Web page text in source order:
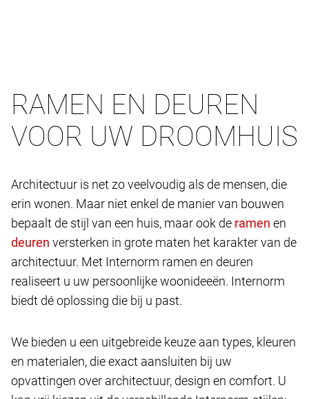
RAMEN EN DEUREN
VOOR UW DROOMHUIS
Architectuur is net zo veelvoudig als de mensen, die
erin wonen. Maar niet enkel de manier van bouwen
bepaalt de stijl van een huis, maar ook de
en
versterken in grote maten het karakter van de
architectuur. Met Internorm ramen en deuren
realiseert u uw persoonlijke woonideeën. Internorm
biedt dé oplossing die bij u past.
We bieden u een uitgebreide keuze aan types, kleuren
en materialen, die exact aansluiten bij uw
opvattingen over architectuur, design en comfort. U